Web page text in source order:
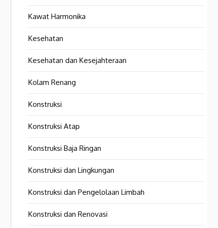
Kawat Harmonika
Kesehatan
Kesehatan dan Kesejahteraan
Kolam Renang
Konstruksi
Konstruksi Atap
Konstruksi Baja Ringan
Konstruksi dan Lingkungan
Konstruksi dan Pengelolaan Limbah
Konstruksi dan Renovasi